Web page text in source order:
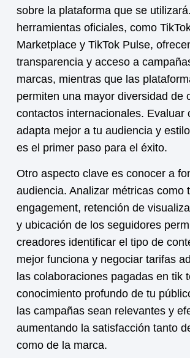
sobre la plataforma que se
herramientas oficiales, como
Marketplace y TikTok Pulse,
transparencia y acceso a
marcas, mientras que las
permiten una mayor diversidad de
contactos internacionales. Evaluar
adapta mejor a tu audiencia y
es el primer paso para el éxito.
Otro aspecto clave es conocer a
audiencia. Analizar métricas como
engagement, retención de
y ubicación de los seguidores
creadores identificar el tipo de
mejor funciona y negociar tarifas
las colaboraciones pagadas en tik
conocimiento profundo de tu
las campañas sean relevantes y
aumentando la satisfacción tanto
como de la marca.